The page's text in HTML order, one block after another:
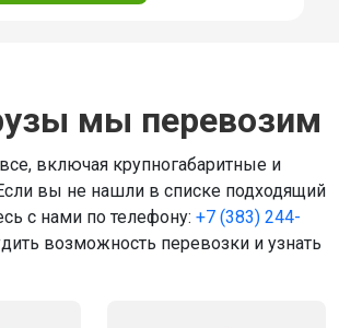
мы перевозим
включая крупногабаритные и
вы не нашли в списке подходящий
с нами по телефону: +7 (383) 244-
возможность перевозки и узнать